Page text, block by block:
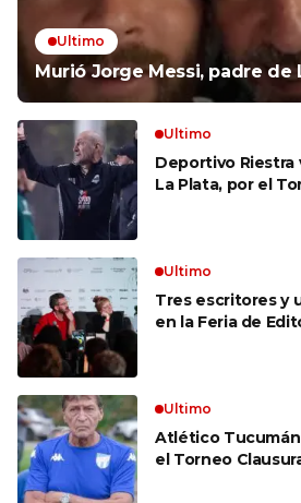
Ultimo
Murió Jorge Messi, padre de
Ultimo
Deportivo Riestra
La Plata, por el
Ultimo
Tres escritores y
en la Feria de
Ultimo
Atlético
el Torneo